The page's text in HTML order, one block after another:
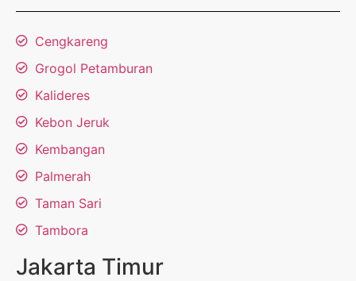
Cengkareng
Grogol Petamburan
Kalideres
Kebon Jeruk
Kembangan
Palmerah
Taman Sari
Tambora
Jakarta Timur